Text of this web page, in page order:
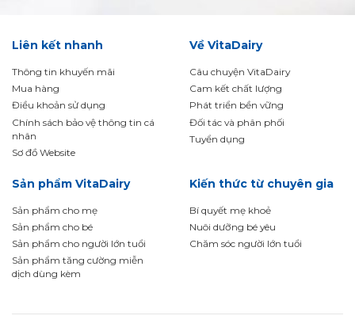
Liên kết nhanh
Thông tin khuyến mãi
Mua hàng
Điều khoản sử dụng
Chính sách bảo vệ thông tin cá
nhân
Sơ đồ Website
Về VitaDairy
Câu chuyện VitaDairy
Cam kết chất lượng
Phát triển bền vững
Đối tác và phân phối
Tuyển dụng
Sản phẩm VitaDairy
Sản phẩm cho mẹ
Sản phẩm cho bé
Sản phẩm cho người lớn tuổi
Sản phẩm tăng cường miễn
dịch dùng kèm
Kiến thức từ chuyên gia
Bí quyết mẹ khoẻ
Nuôi dưỡng bé yêu
Chăm sóc người lớn tuổi